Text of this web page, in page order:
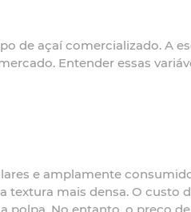
de açaí comercializado. A
Entender essas
e amplamente
mais densa. O custo
polpa. No entanto, o preço